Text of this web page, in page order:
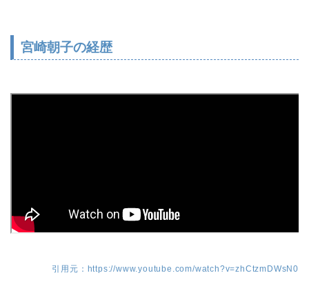
宮崎朝子の経歴
引用元：https://www.youtube.com/watch?v=zhCtzmDWsN0